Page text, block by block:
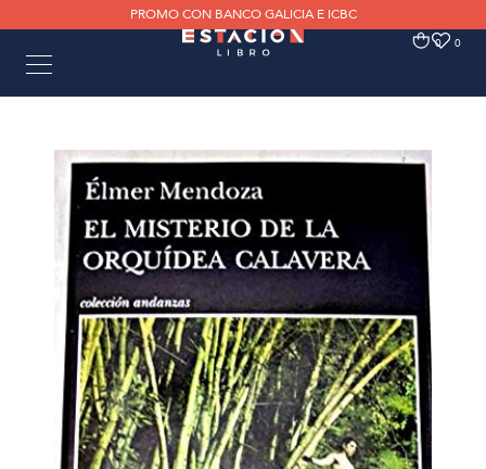
PROMO CON BANCO GALICIA E ICBC
0 0